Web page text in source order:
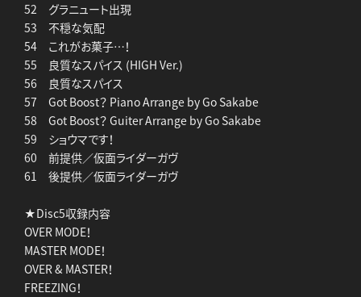
52 グラニュート出現
53 不穏な気配
54 これがお菓子…！
55 良質なスパイス (HIGH Ver.)
56 良質なスパイス
57 Got Boost？ Piano Arrange by Go Sakabe
58 Got Boost？ Guiter Arrange by Go Sakabe
59 ショウマです！
60 前提供／仮面ライダーガヴ
61 後提供／仮面ライダーガヴ
★Disc5収録内容
OVER MODE！
MASTER MODE！
OVER & MASTER！
FREEZING！